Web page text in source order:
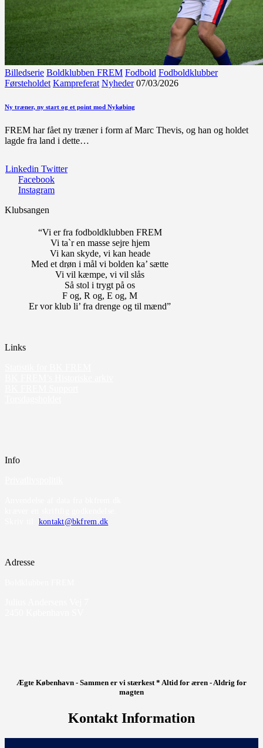
Billedserie Boldklubben FREM Fodbold Fodboldklubber
Førsteholdet Kampreferat Nyheder 07/03/2026
Ny træner, ny start og et point mod Nykøbing
FREM har fået ny træner i form af Marc Thevis, og han og holdet
lagde fra land i dette…
Linkedin Twitter
Facebook
Instagram
Klubsangen
“Vi er fra fodboldklubben FREM
Vi ta`r en masse sejre hjem
Vi kan skyde, vi kan heade
Med et drøn i mål vi bolden ka’ sætte
Vi vil kæmpe, vi vil slås
Så stol i trygt på os
F og, R og, E og, M
Er vor klub li’ fra drenge og til mænd”
Links
Info
kontakt@bkfrem.dk
Adresse
Ægte København - Sammen er vi stærkest * Altid for æren - Aldrig for
magten
Kontakt Information